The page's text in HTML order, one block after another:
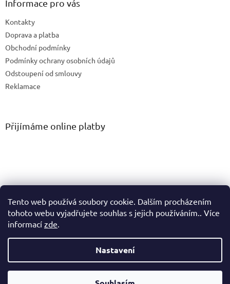
Tento web používá soubory cookie. Dalším procházením
tohoto webu vyjadřujete souhlas s jejich používáním.. Více
informací zde.
Nastavení
Informace pro vás
Kontakty
Doprava a platba
Obchodní podmínky
Podmínky ochrany osobních údajů
Odstoupení od smlouvy
Reklamace
Přijímáme online platby
Copyright 2026PM Connect spol. s r.o.. Všechna práva